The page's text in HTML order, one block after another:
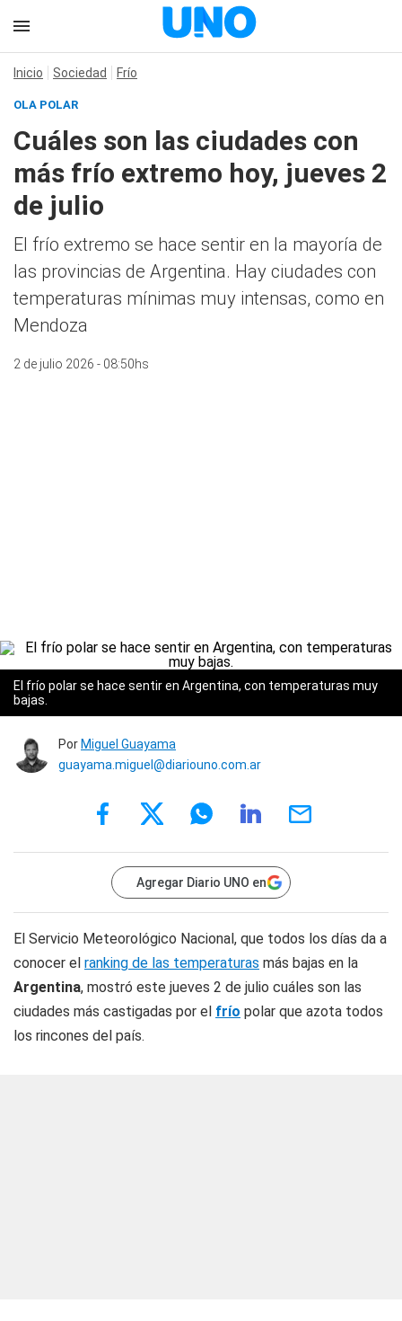
Inicio Sociedad Frío
OLA POLAR
Cuáles son las ciudades con
más frío extremo hoy, jueves 2
de julio
El frío extremo se hace sentir en la mayoría de
las provincias de Argentina. Hay ciudades con
temperaturas mínimas muy intensas, como en
Mendoza
2 de julio 2026 - 08:50hs
El frío polar se hace sentir en Argentina, con temperaturas muy
bajas.
Por Miguel Guayama
guayama.miguel@diariouno.com.ar
Agregar Diario UNO en
El Servicio Meteorológico Nacional, que todos los días da a
conocer el ranking de las temperaturas más bajas en la
Argentina, mostró este jueves 2 de julio cuáles son las
ciudades más castigadas por el frío polar que azota todos
los rincones del país.